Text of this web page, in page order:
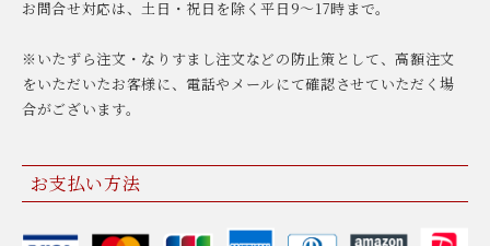
お問合せ対応は、土日・祝日を除く平日9〜17時まで。
※いたずら注文・なりすまし注文などの防止策として、高額注文
をいただいたお客様に、電話やメールにて確認させていただく場
合がございます。
お支払い方法